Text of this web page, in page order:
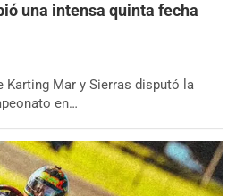
una intensa quinta fecha
Karting Mar y Sierras disputó la
en…